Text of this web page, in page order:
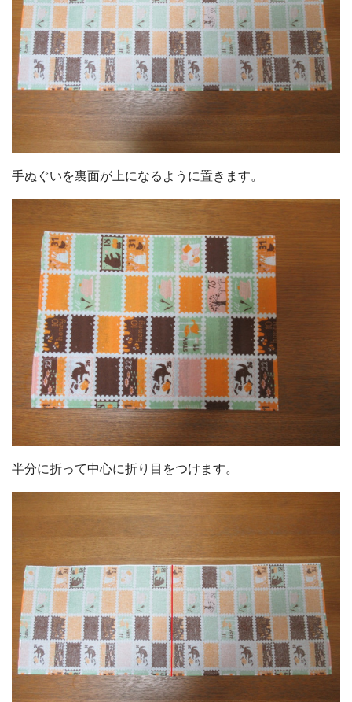
手ぬぐいを裏面が上になるように置きます。
半分に折って中心に折り目をつけます。